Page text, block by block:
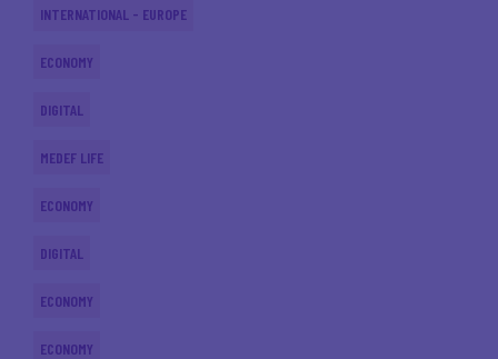
INTERNATIONAL - EUROPE
ECONOMY
DIGITAL
MEDEF LIFE
ECONOMY
DIGITAL
ECONOMY
ECONOMY